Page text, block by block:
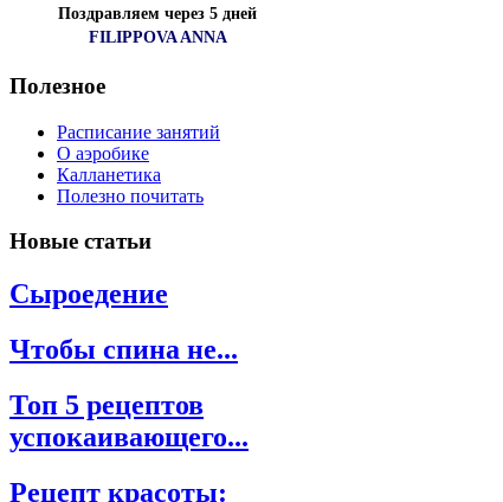
Поздравляем через 5 дней
FILIPPOVA ANNA
Полезное
Расписание занятий
О аэробике
Калланетика
Полезно почитать
Новые статьи
Сыроедение
Чтобы спина не...
Топ 5 рецептов
успокаивающего...
Рецепт красоты: